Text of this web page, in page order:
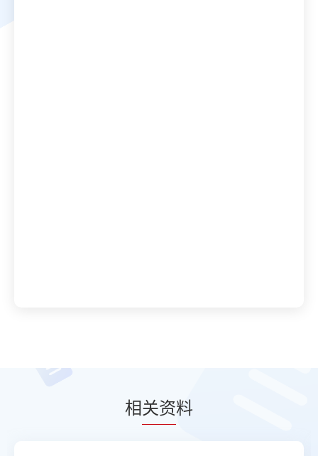
相关资料